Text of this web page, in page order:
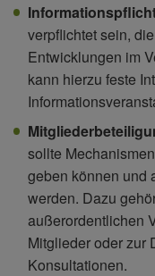
verpflichtet sein,
Entwicklungen im
kann hierzu feste
sollte
geben können und
werden. Dazu
außerordentlichen
Mitglieder oder zur
Konsultationen.